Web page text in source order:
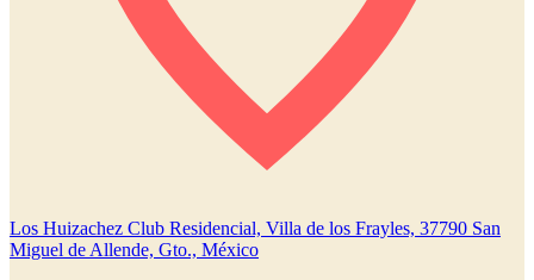
Los Huizachez Club Residencial, Villa de los Frayles, 37790 San
Miguel de Allende, Gto., México